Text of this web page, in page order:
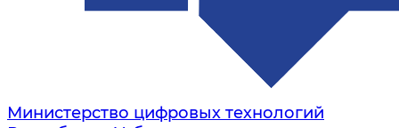
Министерство цифровых технологий